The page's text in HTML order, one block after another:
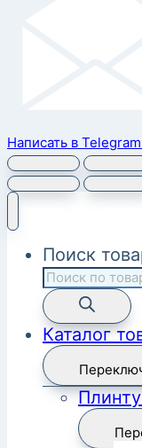
Написать в Telegram
Поиск
Каталог